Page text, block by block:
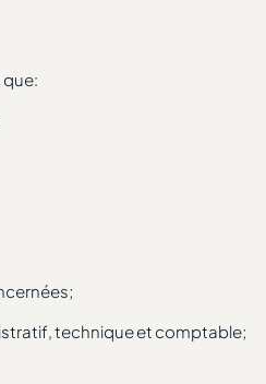
technique et comptable;